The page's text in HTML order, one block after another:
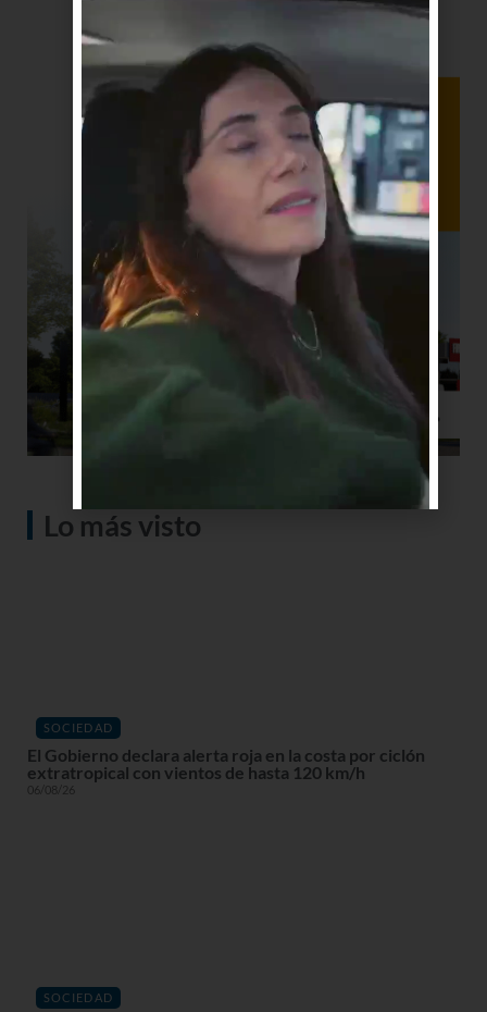
Lo más visto
SOCIEDAD
El Gobierno declara alerta roja en la costa por ciclón
extratropical con vientos de hasta 120 km/h
06/08/26
SOCIEDAD